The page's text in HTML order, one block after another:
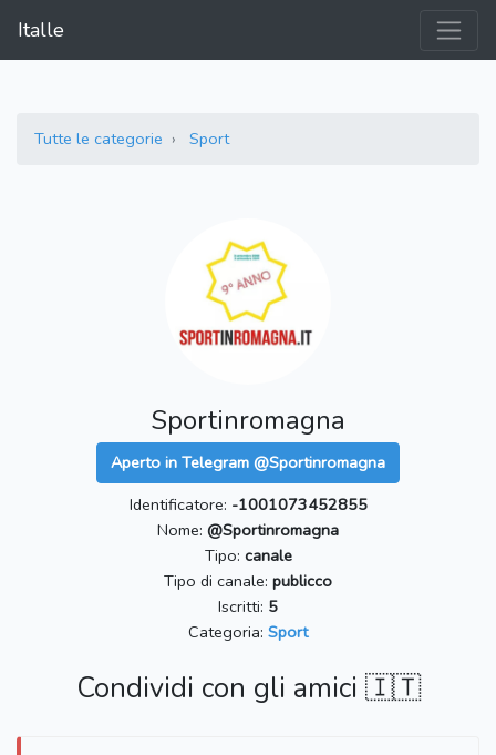
Italle
Tutte le categorie Sport
Sportinromagna
Aperto in Telegram @Sportinromagna
Identificatore: -1001073452855
Nome: @Sportinromagna
Tipo: canale
Tipo di canale: publicco
Iscritti: 5
Categoria: Sport
Condividi con gli amici 🇮🇹